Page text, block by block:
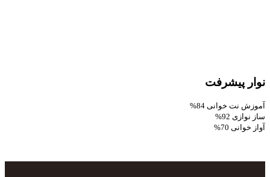
نوار پیشرفت
آموزش نت خوانی 84%
ساز نوازی 92%
آواز خوانی 70%